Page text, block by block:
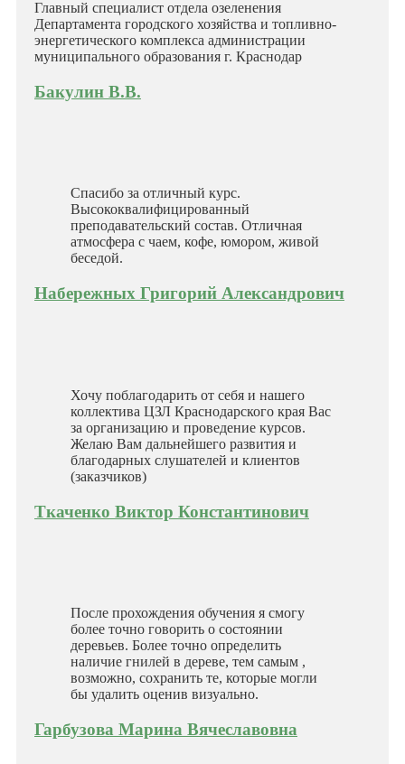
Главный специалист отдела озеленения
Департамента городского хозяйства и топливно-
энергетического комплекса администрации
муниципального образования г. Краснодар
Бакулин В.В.
Спасибо за отличный курс.
Высококвалифицированный
преподавательский состав. Отличная
атмосфера с чаем, кофе, юмором, живой
беседой.
Набережных Григорий Александрович
Хочу поблагодарить от себя и нашего
коллектива ЦЗЛ Краснодарского края Вас
за организацию и проведение курсов.
Желаю Вам дальнейшего развития и
благодарных слушателей и клиентов
(заказчиков)
Ткаченко Виктор Константинович
После прохождения обучения я смогу
более точно говорить о состоянии
деревьев. Более точно определить
наличие гнилей в дереве, тем самым ,
возможно, сохранить те, которые могли
бы удалить оценив визуально.
Гарбузова Марина Вячеславовна